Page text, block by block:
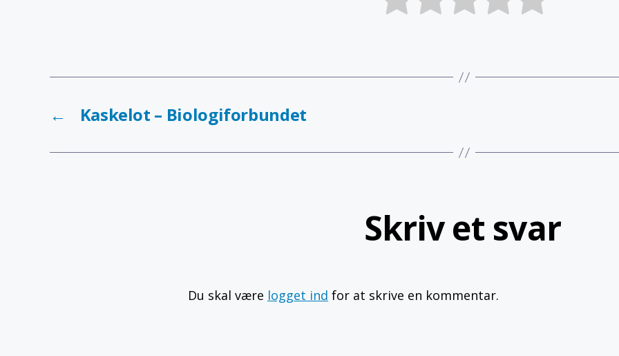
← Kaskelot – Biologiforbundet
Skriv et svar
Du skal være logget ind for at skrive en kommentar.